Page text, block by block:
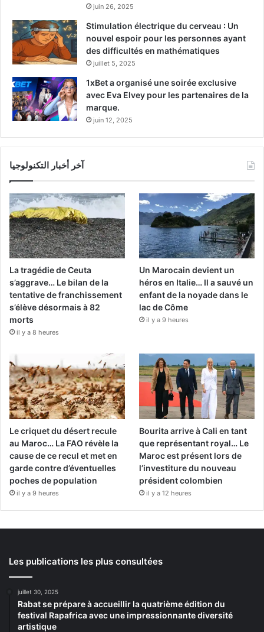
juin 26, 2025
Stimulation électrique du cerveau : Un
nouvel espoir pour les personnes ayant
des difficultés en mathématiques
juillet 5, 2025
1xBet a organisé une soirée exclusive
avec Eva Elvey pour les partenaires de la
marque.
juin 12, 2025
آخر أخبار التكنولوجيا
La tragédie de Ceuta
s’aggrave… Le bilan de la
tentative de franchissement
s’élève désormais à 82
morts
il y a 8 heures
Un Marocain devient un
héros en Italie… Il a sauvé un
enfant de la noyade dans le
lac de Côme
il y a 9 heures
Le criquet du désert recule
au Maroc… La FAO révèle la
cause de ce recul et met en
garde contre d’éventuelles
poches de population
il y a 9 heures
Bourita arrive à Cali en tant
que représentant royal… Le
Maroc est présent lors de
l’investiture du nouveau
président colombien
il y a 12 heures
Les publications les plus consultées
juillet 30, 2025
Rabat se prépare à accueillir la quatrième édition du
festival Rapafrica avec une impressionnante diversité
artistique